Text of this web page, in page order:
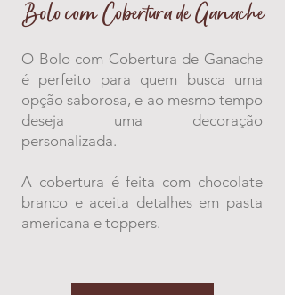
Bolo com Cobertura de Ganache
O Bolo com Cobertura de Ganache
é perfeito para quem busca uma
opção saborosa, e ao mesmo tempo
deseja uma decoração
personalizada.
A cobertura é feita com chocolate
branco e aceita detalhes em pasta
americana e toppers.